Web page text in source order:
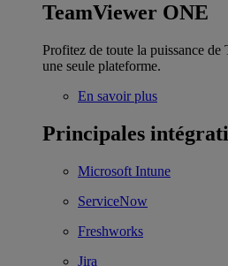
TeamViewer ONE
Profitez de toute la puissance de
une seule plateforme.
En savoir plus
Principales
Microsoft Intune
ServiceNow
Freshworks
Jira